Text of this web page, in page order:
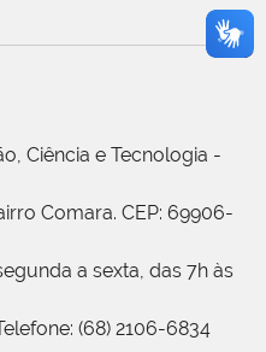
Ciência e Tecnologia -
Comara. CEP: 69906-
a sexta, das 7h às
(68) 2106-6834